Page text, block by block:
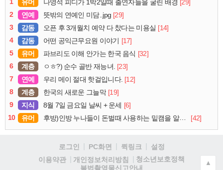
유머 나영석 피디가 1박2일때 출연자들을 굴린 배경 [29]
2
연예 뜻밖의 연예인 미담..jpg [29]
3
감동 오픈 후 3개월치 예약 다 찼다는 미용실 [14]
4
감동 어떤 공익근무요원 이야기 [17]
5
유머 파브리도 이해 안가는 한국 음식 [32]
6
계층 ㅇㅎ?) 순수 골반 재능녀. [23]
7
연예 우리 메이 절대 핫걸입니다. [12]
8
계층 한국의 새로운 그늘막 [19]
9
지식 8월 7일 금요일 날씨 + 운세 [6]
10
유머 후방)인방 누나들이 돈벌때 사용하는 밑캠을 알아보자 [42]
로그인 PC화면 퀵링크
설정
이용약관
개인정보처리방침
청소년보호정책
불법촬영물신고안내
▲